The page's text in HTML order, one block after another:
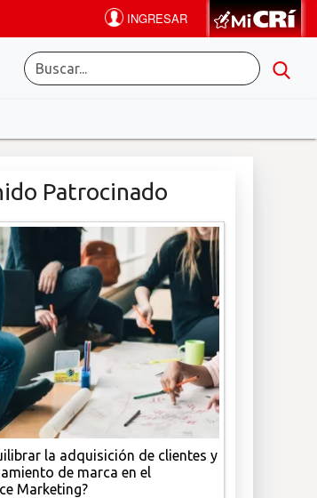
Patrocinado
la adquisición de clientes y
de marca en el
Marketing?